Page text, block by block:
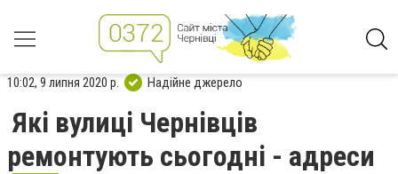
10:02, 9 липня 2020 р. Надійне джерело
Які вулиці Чернівців
ремонтують сьогодні - адреси